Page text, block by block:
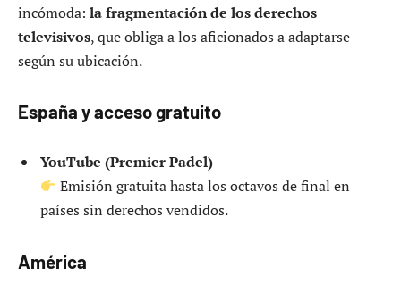
incómoda: la fragmentación de los derechos
televisivos, que obliga a los aficionados a adaptarse
según su ubicación.
España y acceso gratuito
YouTube (Premier Padel)
Emisión gratuita hasta los octavos de final en
países sin derechos vendidos.
América